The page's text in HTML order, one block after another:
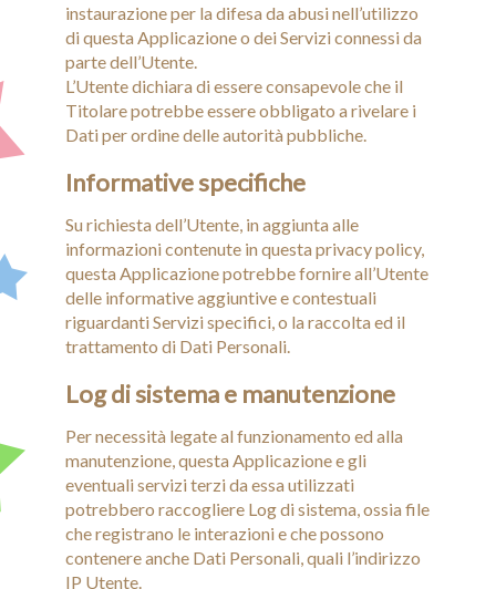
instaurazione per la difesa da abusi nell’utilizzo
di questa Applicazione o dei Servizi connessi da
parte dell’Utente.
L’Utente dichiara di essere consapevole che il
Titolare potrebbe essere obbligato a rivelare i
Dati per ordine delle autorità pubbliche.
Informative specifiche
Su richiesta dell’Utente, in aggiunta alle
informazioni contenute in questa privacy policy,
questa Applicazione potrebbe fornire all’Utente
delle informative aggiuntive e contestuali
riguardanti Servizi specifici, o la raccolta ed il
trattamento di Dati Personali.
Log di sistema e manutenzione
Per necessità legate al funzionamento ed alla
manutenzione, questa Applicazione e gli
eventuali servizi terzi da essa utilizzati
potrebbero raccogliere Log di sistema, ossia file
che registrano le interazioni e che possono
contenere anche Dati Personali, quali l’indirizzo
IP Utente.